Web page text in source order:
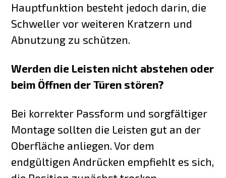
Hauptfunktion besteht jedoch darin, die
Schweller vor weiteren Kratzern und
Abnutzung zu schützen.
Werden die Leisten nicht abstehen oder
beim Öffnen der Türen stören?
Bei korrekter Passform und sorgfältiger
Montage sollten die Leisten gut an der
Oberfläche anliegen. Vor dem
endgültigen Andrücken empfiehlt es sich,